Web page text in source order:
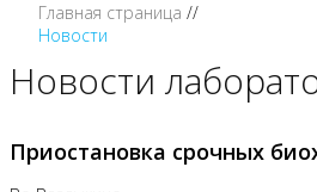
Главная страница
Новости
Новости
Приостановка срочных